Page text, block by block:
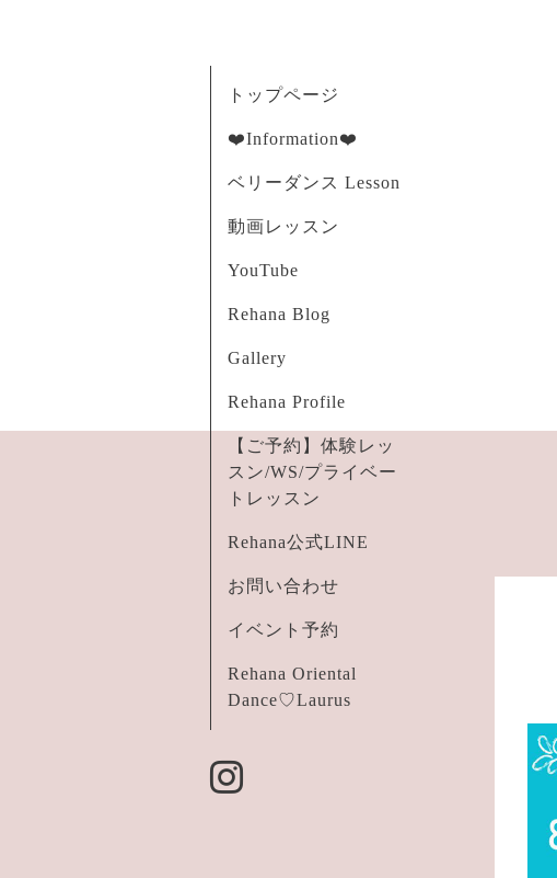
トップページ
❤️Information❤️
ベリーダンス Lesson
動画レッスン
YouTube
Rehana Blog
Gallery
Rehana Profile
【ご予約】体験レッ
スン/WS/プライベー
トレッスン
Rehana公式LINE
お問い合わせ
イベント予約
Rehana Oriental
Dance♡Laurus